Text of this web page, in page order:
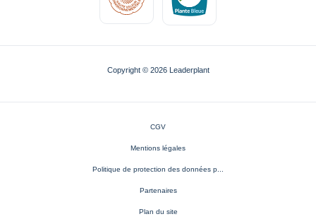
Copyright © 2026 Leaderplant
CGV
Mentions légales
Politique de protection des données p...
Partenaires
Plan du site